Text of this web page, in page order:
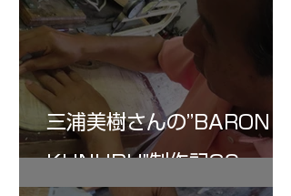
三浦美樹さんの”BARON・
KUNUPU"制作記30